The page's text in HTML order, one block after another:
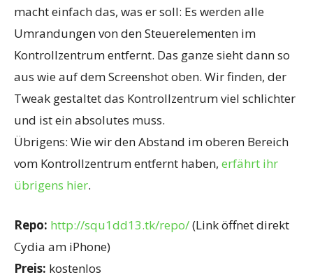
macht einfach das, was er soll: Es werden alle
Umrandungen von den Steuerelementen im
Kontrollzentrum entfernt. Das ganze sieht dann so
aus wie auf dem Screenshot oben. Wir finden, der
Tweak gestaltet das Kontrollzentrum viel schlichter
und ist ein absolutes muss.
Übrigens: Wie wir den Abstand im oberen Bereich
vom Kontrollzentrum entfernt haben, erfährt ihr
übrigens hier.
Repo: http://squ1dd13.tk/repo/(Link öffnet direkt
Cydia am iPhone)
Preis: kostenlos